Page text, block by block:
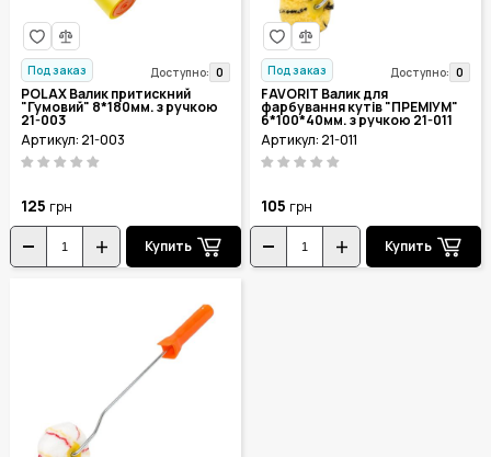
Под заказ Доступно: 0
POLAX Валик притискний
"Гумовий" 8*180мм. з ручкою
21-003
Артикул: 21-003
125 грн
Купить
Под заказ Доступно: 0
FAVORIT Валик для
фарбування кутів "ПРЕМІУМ"
6*100*40мм. з ручкою 21-011
Артикул: 21-011
105 грн
Купить